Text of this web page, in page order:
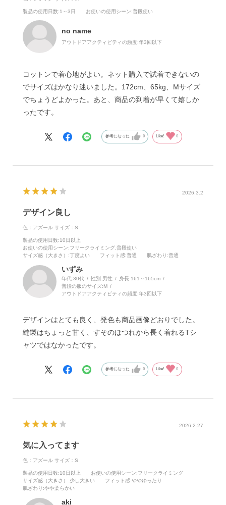
製品の使用日数:1～3日 お使いの使用シーン:普段使い
no name
アウトドアアクティビティの頻度:年3回以下
コットンで着心地がよい。ネット購入で試着できないの
でサイズはかなり迷いました。172cm、65kg、Mサイズ
でちょうどよかった。あと、商品の到着が早くて嬉しか
ったです。
参考になった 0 Like! 0
2026.3.2
デザイン良し
色：アズール サイズ：S
製品の使用日数:10日以上
お使いの使用シーン:フリークライミング,普段使い
サイズ感（大きさ） :丁度よい フィット感:普通 肌ざわり :普通
いずみ
年代:30代 性別:男性 身長:161～165cm
普段の服のサイズ:M
アウトドアアクティビティの頻度:年3回以下
デザインはとても良く、発色も商品画像どおりでした。
縫製はちょっと甘く、すそのほつれから長く着れるTシ
ャツではなかったです。
参考になった 0 Like! 0
2026.2.27
気に入ってます
色：アズール サイズ：S
製品の使用日数:10日以上 お使いの使用シーン:フリークライミング
サイズ感（大きさ） :少し大きい フィット感:ややゆったり
肌ざわり :やや柔らかい
aki